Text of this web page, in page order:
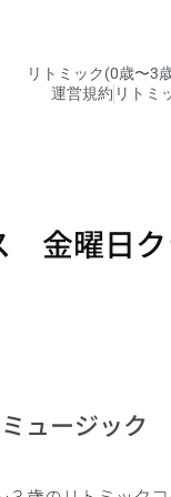
リトミック(0歳〜3歳
運営規約 リトミ
金曜日
ュージック